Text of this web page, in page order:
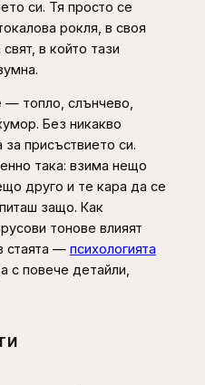
си. Тя просто се
рокля, в своя
в който тази
— топло, слънчево,
Без никакво
присъствието си.
така: взима нещо
друго и те кара да се
защо. Как
тонове влияят
стаята — психологията
с повече детайли,